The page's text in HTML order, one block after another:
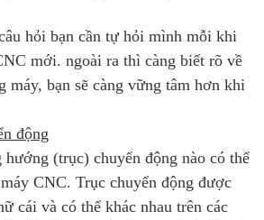
hỏi bạn cần tự hỏi mình mỗi khi
mới. ngoài ra thì càng biết rõ về
máy, bạn sẽ càng vững tâm hơn khi
động
hướng (trục) chuyển động nào có thể
CNC. Trục chuyển động được
cái và có thể khác nhau trên các